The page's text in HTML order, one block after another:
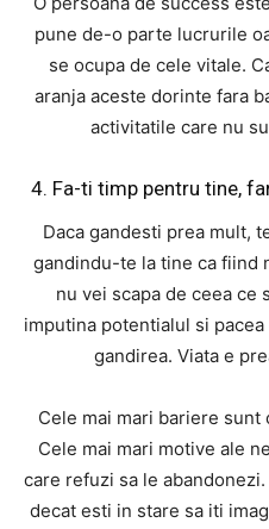
pune de-o parte lucrurile
se ocupa de cele vitale.
aranja aceste dorinte fara
activitatile care nu
4. Fa-ti timp pentru tine,
Daca gandesti prea mult,
gandindu-te la tine ca fiind
nu vei scapa de ceea ce
imputina potentialul si
gandirea. Viata e
Cele mai mari bariere
Cele mai mari motive ale
care refuzi sa le
decat esti in stare sa iti